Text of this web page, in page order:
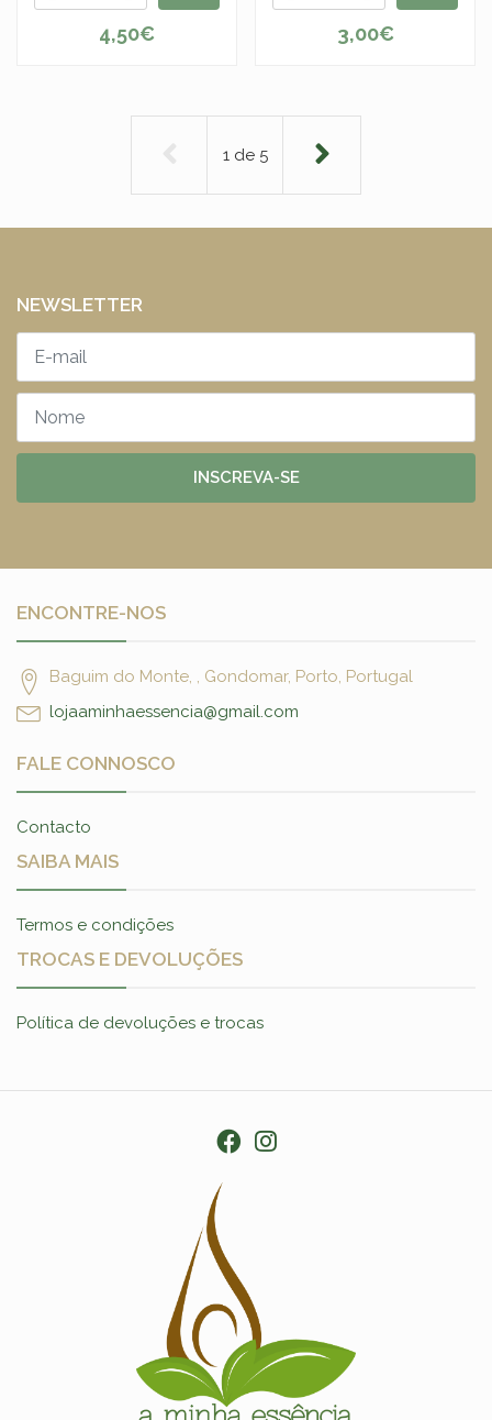
4,50€ 3,00€
1 de 5
NEWSLETTER
INSCREVA-SE
ENCONTRE-NOS
Baguim do Monte, , Gondomar, Porto, Portugal
lojaaminhaessencia@gmail.com
FALE CONNOSCO
Contacto
SAIBA MAIS
Termos e condições
TROCAS E DEVOLUÇÕES
Política de devoluções e trocas